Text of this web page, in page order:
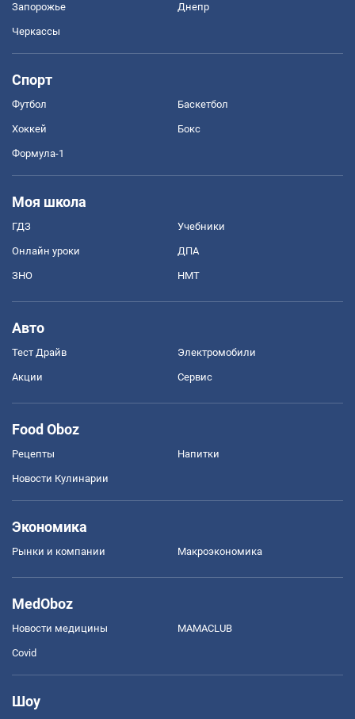
Запорожье Днепр
Черкассы
Спорт
Футбол Баскетбол
Хоккей Бокс
Формула-1
Моя школа
ГДЗ Учебники
Онлайн уроки ДПА
ЗНО НМТ
Авто
Тест Драйв Электромобили
Акции Сервис
Food Oboz
Рецепты Напитки
Новости Кулинарии
Экономика
Рынки и компании Mакроэкономика
MedOboz
Новости медицины MAMACLUB
Covid
Шоу